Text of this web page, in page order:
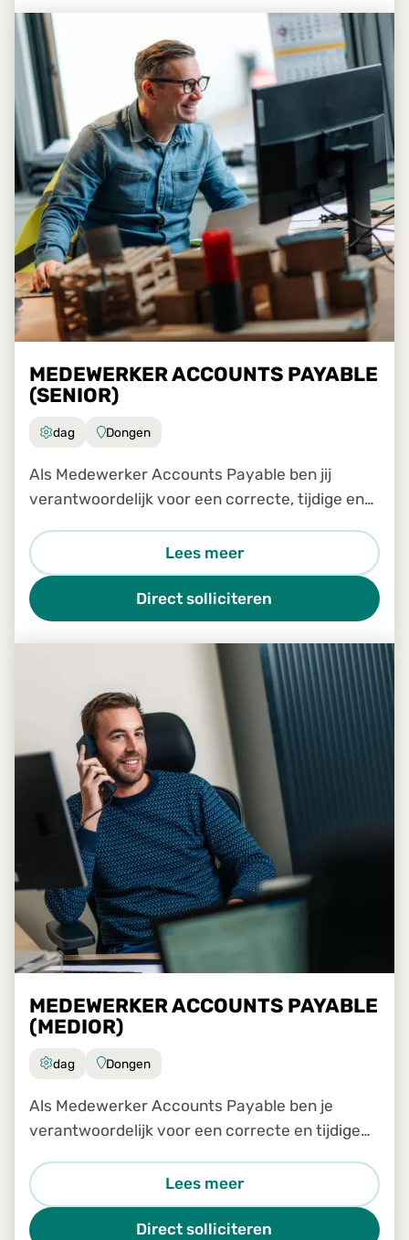
MEDEWERKER ACCOUNTS PAYABLE
(SENIOR)
dag Dongen
Als Medewerker Accounts Payable ben jij
verantwoordelijk voor een correcte, tijdige en
binnen ons Shared Service Center. Je bent een
belangrijke schakel in
Lees meer
Direct solliciteren
MEDEWERKER ACCOUNTS PAYABLE
(MEDIOR)
dag Dongen
Als Medewerker Accounts Payable ben je
verantwoordelijk voor een correcte en tijdige
Shared Service Center. Je werkt nauw samen
met collega's van verschill
Lees meer
Direct solliciteren